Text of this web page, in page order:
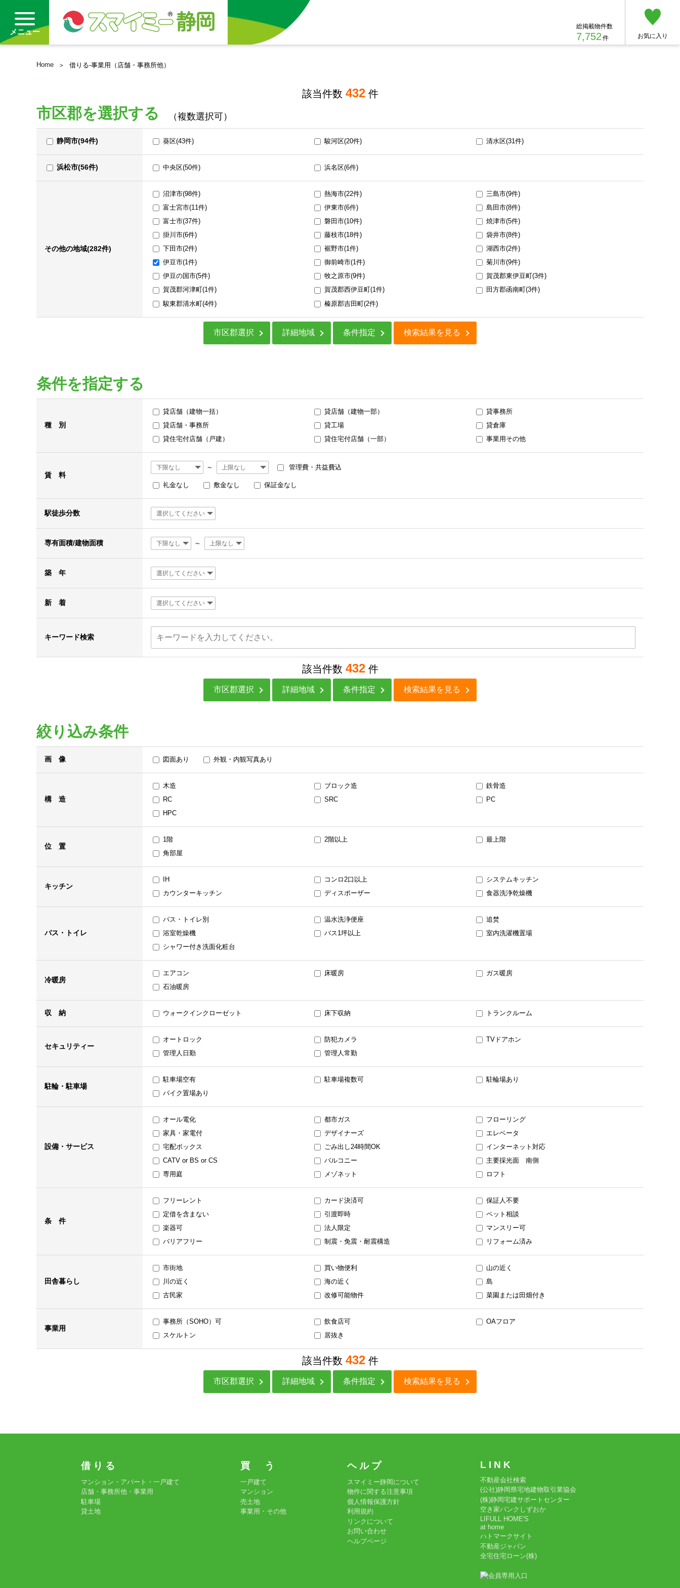
メニュー
沿線から探す(買う)
総掲載物件数
7,752 件 お気に入り
Home 借りる-事業用（店舗・事務所他）
該当件数 432件
市区郡を選択する （複数選択可）
静岡市(94件) 葵区(43件) 駿河区(20件) 清水区(31件)
浜松市(56件) 中央区(50件) 浜名区(6件)
その他の地域(282件)
沼津市(98件) 熱海市(22件)
三島市(9件)
富士宮市(11件)
伊東市(6件)
島田市(8件)
富士市(37件)
磐田市(10件)
焼津市(5件)
掛川市(6件)
藤枝市(18件)
袋井市(8件)
下田市(2件)
裾野市(1件)
湖西市(2件)
伊豆市(1件)
御前崎市(1件)
菊川市(9件)
伊豆の国市(5件)
牧之原市(9件)
賀茂郡東伊豆町(3件)
賀茂郡河津町(1件)
賀茂郡西伊豆町(1件)
田方郡函南町(3件)
駿東郡清水町(4件)
榛原郡吉田町(2件)
市区郡選択 詳細地域 条件指定 検索結果を見る
条件を指定する
種 別
貸店舗（建物一括） 貸店舗（建物一部）
貸事務所
貸店舗・事務所
貸工場
貸倉庫
貸住宅付店舗（戸建）
貸住宅付店舗（一部） 事業用その他
賃 料
～ 管理費・共益費込
礼金なし 敷金なし 保証金なし
駅徒歩分数
専有面積/建物面積 ～
築 年
新 着
キーワード検索
該当件数 432件
市区郡選択 詳細地域 条件指定 検索結果を見る
絞り込み条件
画 像 図面あり 外観・内観写真あり
構 造
木造 ブロック造
鉄骨造
RC
SRC
PC
HPC
位 置
1階 2階以上
最上階
角部屋
キッチン
IH コンロ2口以上
システムキッチン
カウンターキッチン
ディスポーザー 食器洗浄乾燥機
バス・トイレ
バス・トイレ別 温水洗浄便座
追焚
浴室乾燥機
バス1坪以上
室内洗濯機置場
シャワー付き洗面化粧台
冷暖房
エアコン 床暖房
ガス暖房
石油暖房
収 納 ウォークインクローゼット 床下収納 トランクルーム
セキュリティー
オートロック 防犯カメラ
TVドアホン
管理人日勤
管理人常勤
駐輪・駐車場
駐車場空有 駐車場複数可
駐輪場あり
バイク置場あり
設備・サービス
オール電化 都市ガス
フローリング
家具・家電付
デザイナーズ
エレベータ
宅配ボックス
ごみ出し24時間OK
インターネット対応
CATV or BS or CS
バルコニー
主要採光面 南側
専用庭
メゾネット ロフト
条 件
フリーレント カード決済可
保証人不要
定借を含まない
引渡即時
ペット相談
楽器可
法人限定
マンスリー可
バリアフリー
制震・免震・耐震構造 リフォーム済み
田舎暮らし
市街地 買い物便利
山の近く
川の近く
海の近く
島
古民家
改修可能物件 菜園または田畑付き
事業用
事務所（SOHO）可 飲食店可
OAフロア
スケルトン
居抜き
該当件数 432件
市区郡選択 詳細地域 条件指定 検索結果を見る
借 り る
マンション・アパート・一戸建て
店舗・事務所他・事業用
駐車場
貸土地
買 う
一戸建て
マンション
売土地
事業用・その他
ヘ ル プ
スマイミー静岡について
物件に関する注意事項
個人情報保護方針
利用規約
リンクについて
お問い合わせ
ヘルプページ
L I N K
不動産会社検索
(公社)静岡県宅地建物取引業協会
(株)静岡宅建サポートセンター
空き家バンクしずおか
LIFULL HOME'S
at home
ハトマークサイト
不動産ジャパン
全宅住宅ローン(株)